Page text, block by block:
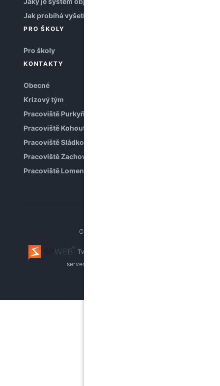
Jak probíhá vyšetření
PRO ŠKOLY
Pro školy
KONTAKTY
Obecné
Krizový tým
Pracoviště Purkyňova
Pracoviště Kohoutova
Pracoviště Sládkova
Pracoviště Zachova
Pracoviště Lomená
Copyright © PPP Brno
Tvorba webu Brno
serverů